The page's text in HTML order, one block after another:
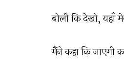
बोली कि देखो, यहाँ
मैंने कहा कि जाएगी